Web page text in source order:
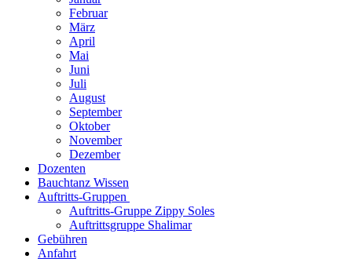
Februar
März
April
Mai
Juni
Juli
August
September
Oktober
November
Dezember
Dozenten
Bauchtanz Wissen
Auftritts-Gruppen
Auftritts-Gruppe Zippy Soles
Auftrittsgruppe Shalimar
Gebühren
Anfahrt